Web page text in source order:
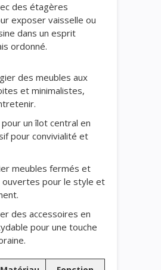
des étagères
exposer vaisselle ou
dans un esprit
ordonné.
des meubles aux
et minimalistes,
un îlot central en
pour convivialité et
meubles fermés et
pour le style et
des accessoires en
pour une touche